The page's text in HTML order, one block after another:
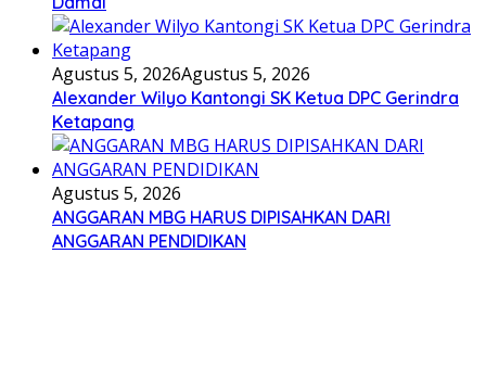
Agustus 5, 2026Agustus 5, 2026
Alexander Wilyo Kantongi SK Ketua DPC Gerindra
Ketapang
Agustus 5, 2026
ANGGARAN MBG HARUS DIPISAHKAN DARI
ANGGARAN PENDIDIKAN